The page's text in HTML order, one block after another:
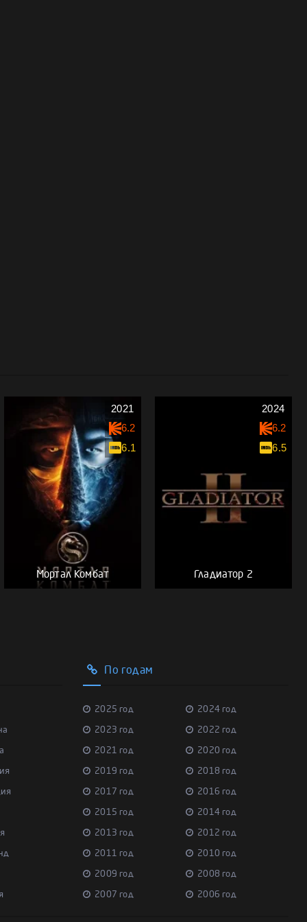
Мортал Комбат
2021
6.2
6.1
Гладиатор 2
2024
6.2
6.5
По годам
2025 год 2024 год
2023 год 2022 год
2021 год 2020 год
2019 год 2018 год
2017 год 2016 год
2015 год 2014 год
2013 год 2012 год
2011 год 2010 год
2009 год 2008 год
2007 год 2006 год